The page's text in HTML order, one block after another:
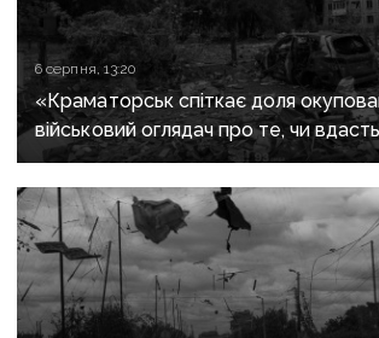
6 серпня, 13:20
«Краматорськ спіткає доля
військовий оглядач про те, чи
рф захопити останню агломерацію
кінця 2026 року